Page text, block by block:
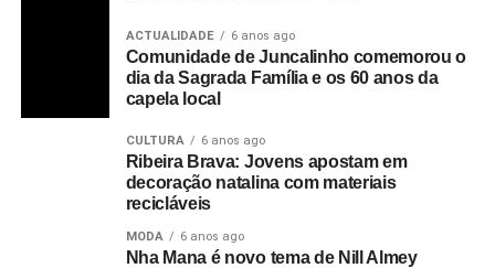
ACTUALIDADE 6 anos ago
Comunidade de Juncalinho comemorou o
dia da Sagrada Família e os 60 anos da
capela local
CULTURA 6 anos ago
Ribeira Brava: Jovens apostam em
decoração natalina com materiais
recicláveis
MODA 6 anos ago
Nha Mana é novo tema de Nill Almey